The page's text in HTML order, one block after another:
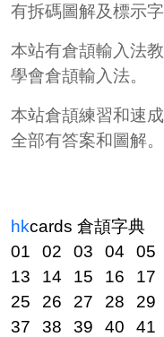
有拆碼圖解及標示
本站有倉頡輸入法
學會倉頡輸入法。
本站倉頡練習和速
全部有答案和圖解。
hkcards 倉頡字典
01
02 03 04 05
13
14 15 16 17
25
26 27 28 29
37
38 39 40 41